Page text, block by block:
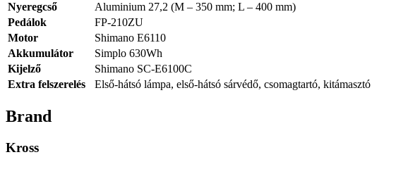
Nyeregcső
Aluminium 27,2 (M – 350 mm; L – 400 mm)
Pedálok
FP-210ZU
Motor
Shimano E6110
Akkumulátor
Simplo 630Wh
Kijelző
Shimano SC-E6100C
Extra felszerelés
Első-hátsó lámpa, első-hátsó sárvédő, csomagtartó, kitámasztó
Brand
Kross